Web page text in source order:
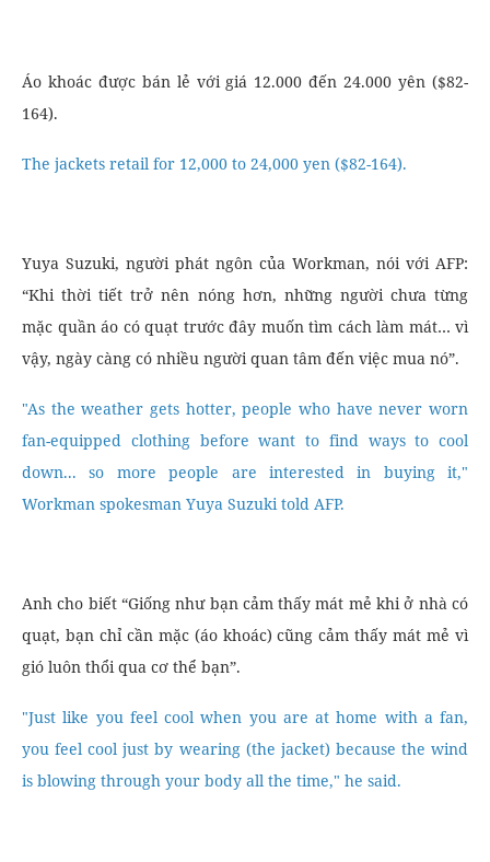
Áo khoác được bán lẻ với giá 12.000 đến 24.000 yên ($82-
164).
The jackets retail for 12,000 to 24,000 yen ($82-164).
Yuya Suzuki, người phát ngôn của Workman, nói với AFP:
“Khi thời tiết trở nên nóng hơn, những người chưa từng
mặc quần áo có quạt trước đây muốn tìm cách làm mát… vì
vậy, ngày càng có nhiều người quan tâm đến việc mua nó”.
"As the weather gets hotter, people who have never worn
fan-equipped clothing before want to find ways to cool
down... so more people are interested in buying it,"
Workman spokesman Yuya Suzuki told AFP.
Anh cho biết “Giống như bạn cảm thấy mát mẻ khi ở nhà có
quạt, bạn chỉ cần mặc (áo khoác) cũng cảm thấy mát mẻ vì
gió luôn thổi qua cơ thể bạn”.
"Just like you feel cool when you are at home with a fan,
you feel cool just by wearing (the jacket) because the wind
is blowing through your body all the time," he said.